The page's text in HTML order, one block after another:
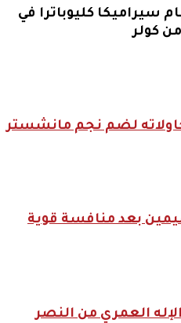
سيراميكا كليوباترا في
كولر
لضم نجم مانشستر
بعد منافسة قوية
العمري من النصر